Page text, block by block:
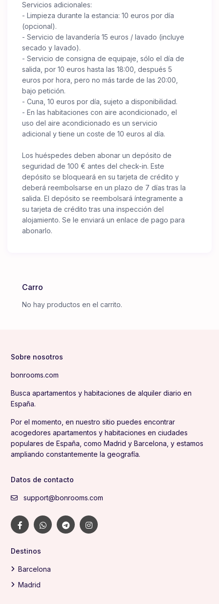
Servicios adicionales:
- Limpieza durante la estancia: 10 euros por día
(opcional).
- Servicio de lavandería 15 euros / lavado (incluye
secado y lavado).
- Servicio de consigna de equipaje, sólo el día de
salida, por 10 euros hasta las 18:00, después 5
euros por hora, pero no más tarde de las 20:00,
bajo petición.
- Cuna, 10 euros por día, sujeto a disponibilidad.
- En las habitaciones con aire acondicionado, el
uso del aire acondicionado es un servicio
adicional y tiene un coste de 10 euros al día.
Los huéspedes deben abonar un depósito de
seguridad de 100 € antes del check-in. Este
depósito se bloqueará en su tarjeta de crédito y
deberá reembolsarse en un plazo de 7 días tras la
salida. El depósito se reembolsará íntegramente a
su tarjeta de crédito tras una inspección del
alojamiento. Se le enviará un enlace de pago para
abonarlo.
Carro
No hay productos en el carrito.
Sobre nosotros
bonrooms.com
Busca apartamentos y habitaciones de alquiler diario en
España.
Por el momento, en nuestro sitio puedes encontrar
acogedores apartamentos y habitaciones en ciudades
populares de España, como Madrid y Barcelona, y estamos
ampliando constantemente la geografía.
Datos de contacto
support@bonrooms.com
Destinos
Barcelona
Madrid